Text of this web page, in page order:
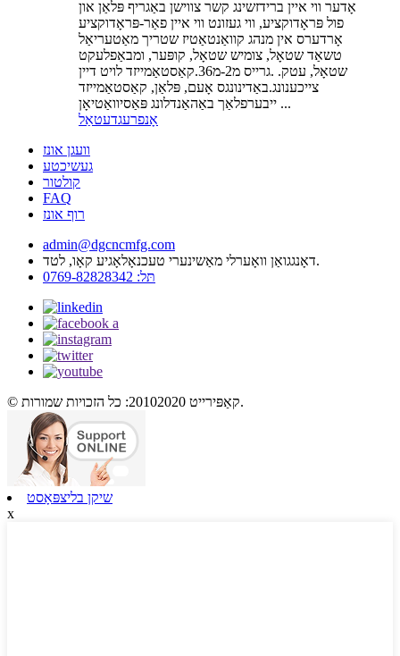
אָדער ווי איין ברידזשינג קשר צווישן באַגריף פּלאַן און
פול פּראָדוקציע, ווי געזונט ווי איין פאַר-פּראָדוקציע
אָרדערס אין מנהג קוואַנטאַטיז שטריך מאַטעריאַל
טשאַד שטאָל, צומיש שטאָל, קופּער, ומבאַפלעקט
שטאָל, עטק. .גרייס מ2-מ36.קאַסטאַמייזד לויט דיין
צייכענונג.באַדינונגס אָעם, פּלאַן, קאַסטאַמייזד
ייבערפלאַך באַהאַנדלונג פּאַסיוואַטיאָן ...
אָנפרעגדעטאַל
וועגן אונז
געשיכטע
קולטור
FAQ
רוף אונז
admin@dgcncmfg.com
דאָנגגואַן וואָערלי מאַשינערי טעכנאָלאָגיע קאָו, לטד.
תּל: 0769-82828342
© קאַפּירייט 20102020: כל הזכויות שמורות.
שיקן בליצפּאָסט
x